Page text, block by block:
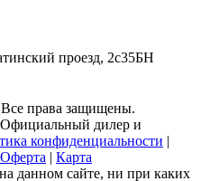
проезд, 2с35БН
права защищены.
дилер и
конфиденциальности |
Оферта | Карта
данном сайте, ни при каких